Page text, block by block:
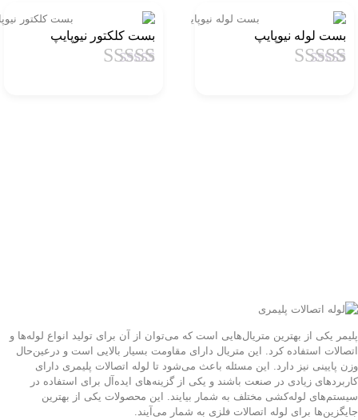
بست لوله نیوپایپ بست کلکتور نیوپایپ
پلیمر یکی از بهترین متریال‌هایی است که می‌توان از آن برای تولید انواع لوله‌ها و
اتصالات استفاده کرد. این متریال دارای مقاومت بسیار بالایی است و درعین‌حال
وزن پایینی نیز دارد. این مسئله باعث می‌شود تا لوله اتصالات پلیمری دارای
کاربردهای زیادی در صنعت باشند و یکی از گزینه‌های ایده‌آل برای استفاده در
سیستم‌های لوله‌کشی مختلف به شمار بیایند. این محصولات یکی از بهترین
جایگزین‌ها برای لوله اتصالات فلزی به شمار می‌آیند.